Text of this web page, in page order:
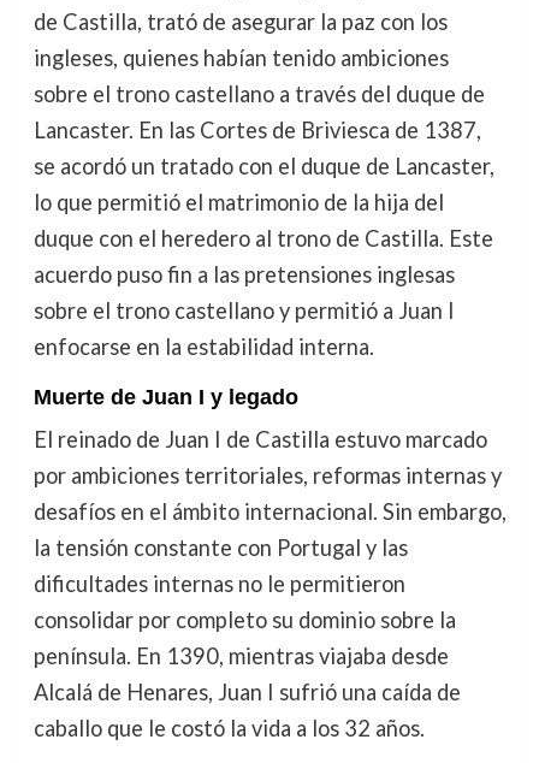
de Castilla, trató de asegurar la paz con los
ingleses, quienes habían tenido ambiciones
sobre el trono castellano a través del duque de
Lancaster. En las Cortes de Briviesca de 1387,
se acordó un tratado con el duque de Lancaster,
lo que permitió el matrimonio de la hija del
duque con el heredero al trono de Castilla. Este
acuerdo puso fin a las pretensiones inglesas
sobre el trono castellano y permitió a Juan I
enfocarse en la estabilidad interna.
Muerte de Juan I y legado
El reinado de Juan I de Castilla estuvo marcado
por ambiciones territoriales, reformas internas y
desafíos en el ámbito internacional. Sin embargo,
la tensión constante con Portugal y las
dificultades internas no le permitieron
consolidar por completo su dominio sobre la
península. En 1390, mientras viajaba desde
Alcalá de Henares, Juan I sufrió una caída de
caballo que le costó la vida a los 32 años.